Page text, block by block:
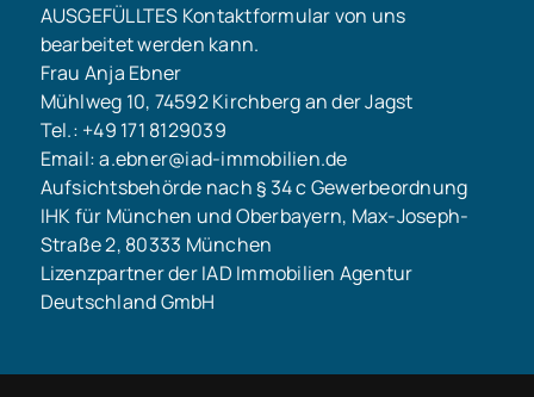
AUSGEFÜLLTES Kontaktformular von uns
bearbeitet werden kann.
Frau Anja Ebner
Mühlweg 10, 74592 Kirchberg an der Jagst
Tel.: +49 171 8129039
Email: a.ebner@iad-immobilien.de
Aufsichtsbehörde nach § 34 c Gewerbeordnung
IHK für München und Oberbayern, Max-Joseph-
Straße 2, 80333 München
Lizenzpartner der IAD Immobilien Agentur
Deutschland GmbH